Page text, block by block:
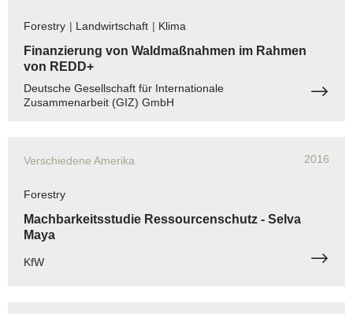
Forestry | Landwirtschaft | Klima
Finanzierung von Waldmaßnahmen im Rahmen
von REDD+
Deutsche Gesellschaft für Internationale
Zusammenarbeit (GIZ) GmbH
Verschiedene Amerika 2016
Forestry
Machbarkeitsstudie Ressourcenschutz - Selva
Maya
KfW